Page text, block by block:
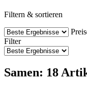
Filtern & sortieren
Filter
Samen: 18